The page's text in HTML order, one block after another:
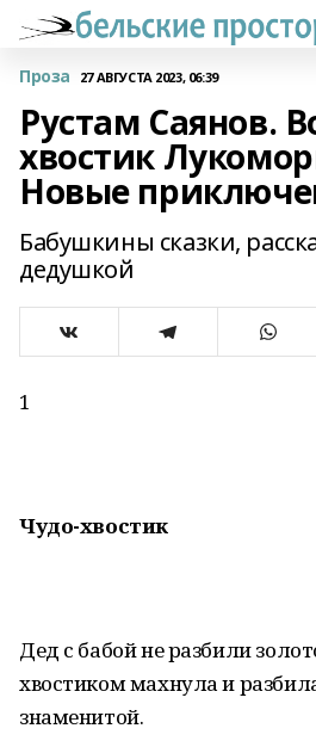
Проза 27 АВГУСТА 2023, 06:39
Рустам Саянов.
хвостик
Новые
Бабушкины сказки,
дедушкой
1
Чудо-хвостик
Дед с бабой не разбили
хвостиком махнула и
знаменитой.